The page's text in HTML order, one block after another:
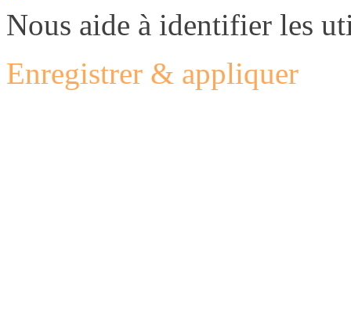
Nous aide à identifier les
Enregistrer & appliquer